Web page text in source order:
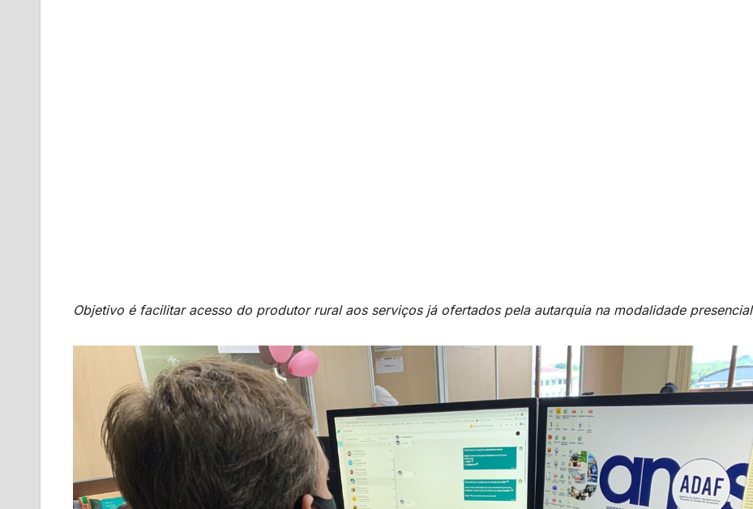
Objetivo é facilitar acesso do produtor rural aos serviços já ofertados pela autarquia na modalidade presencial